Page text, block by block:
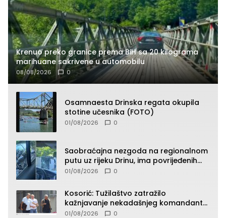
Krenuo preko granice prema BiH sa 20 kilograma
marihuane sakrivene u automobilu
08/08/2026 0
Osamnaesta Drinska regata okupila
stotine učesnika (FOTO)
01/08/2026 0
Saobraćajna nezgoda na regionalnom
putu uz rijeku Drinu, ima povrijeđenih
lica (FOTO)
01/08/2026 0
Kosorić: Tužilaštvo zatražilo
kažnjavanje nekadašnjeg komandanta
Vlaseničke brigade
01/08/2026 0